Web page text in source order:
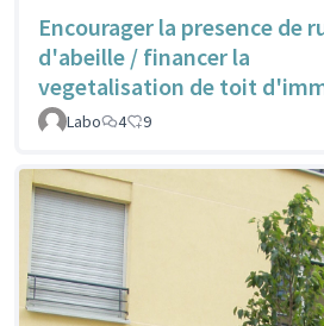
Encourager la presence de
d'abeille / financer la
vegetalisation de toit
Labo
4 9